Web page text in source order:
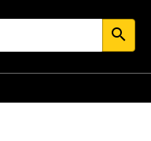
search